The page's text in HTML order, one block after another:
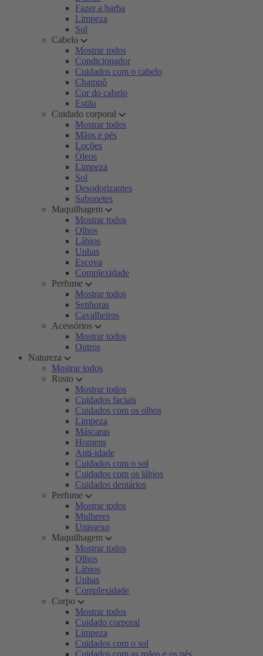
Fazer a barba
Limpeza
Sol
Cabelo
Mostrar todos
Condicionador
Cuidados com o cabelo
Champô
Cor do cabelo
Estilo
Cuidado corporal
Mostrar todos
Mãos e pés
Loções
Óleos
Limpeza
Sol
Desodorizantes
Sabonetes
Maquilhagem
Mostrar todos
Olhos
Lábios
Unhas
Escova
Complexidade
Perfume
Mostrar todos
Senhoras
Cavalheiros
Acessórios
Mostrar todos
Outros
Natureza
Mostrar todos
Rosto
Mostrar todos
Cuidados faciais
Cuidados com os olhos
Limpeza
Máscaras
Homens
Anti-idade
Cuidados com o sol
Cuidados com os lábios
Cuidados dentários
Perfume
Mostrar todos
Mulheres
Unissexo
Maquilhagem
Mostrar todos
Olhos
Lábios
Unhas
Complexidade
Corpo
Mostrar todos
Cuidado corporal
Limpeza
Cuidados com o sol
Cuidados com as mãos e os pés